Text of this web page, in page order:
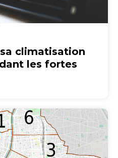
climatisation
les fortes